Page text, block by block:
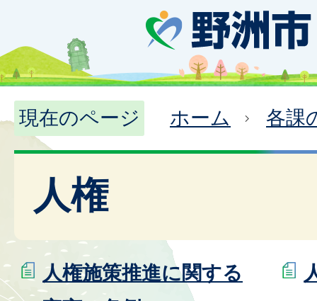
現在のページ ホーム 各課
人権
人権施策推進に関する